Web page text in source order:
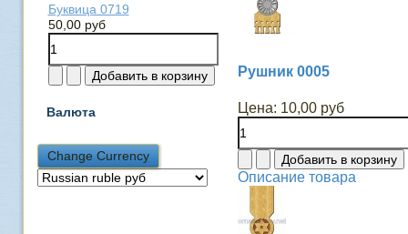
Буквица 0719
50,00 руб
Валюта
Рушник 0005
Цена: 10,00 руб
Описание товара